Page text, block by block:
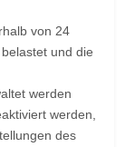
von 24
und die
werden
werden,
des